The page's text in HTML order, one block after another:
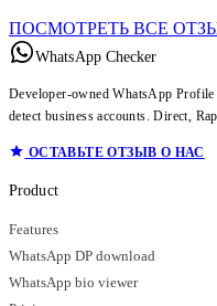
ПОСМОТРЕТЬ ВСЕ
WhatsApp Checker
Developer-owned WhatsApp
detect business accounts. Direct,
ОСТАВЬТЕ ОТЗЫВ О НАС
Product
Features
WhatsApp DP download
WhatsApp bio viewer